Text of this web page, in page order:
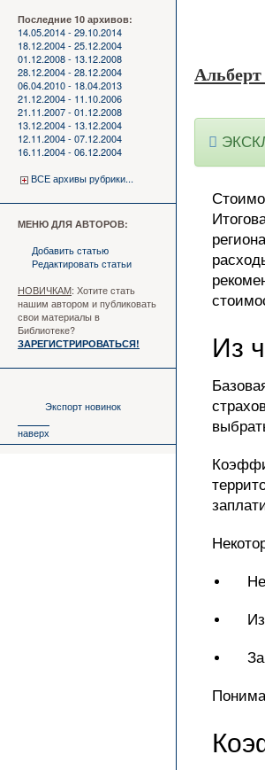
Последние 10 архивов:
14.05.2014 - 29.10.2014
18.12.2004 - 25.12.2004
01.12.2008 - 13.12.2008
28.12.2004 - 28.12.2004
06.04.2010 - 18.04.2013
21.12.2004 - 11.10.2006
21.11.2007 - 01.12.2008
13.12.2004 - 13.12.2004
12.11.2004 - 07.12.2004
16.11.2004 - 06.12.2004
ВСЕ архивы рубрики...
МЕНЮ ДЛЯ АВТОРОВ:
Добавить статью
Редактировать статьи
НОВИЧКАМ: Хотите стать
нашим автором и публиковать
свои материалы в
Библиотеке?
ЗАРЕГИСТРИРОВАТЬСЯ!
Экспорт новинок
наверх
Из